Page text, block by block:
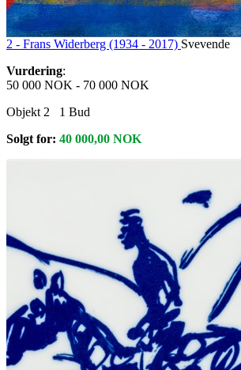
2 - Frans Widerberg (1934 - 2017) Svevende
Vurdering:
50 000 NOK - 70 000 NOK
Objekt 2
1 Bud
Solgt for: 40 000,00 NOK